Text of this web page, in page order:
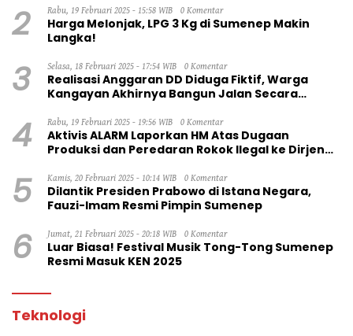
2 Rabu, 19 Februari 2025 - 15:58 WIB 0 Komentar
Harga Melonjak, LPG 3 Kg di Sumenep Makin
Langka!
3 Selasa, 18 Februari 2025 - 17:54 WIB 0 Komentar
Realisasi Anggaran DD Diduga Fiktif, Warga
Kangayan Akhirnya Bangun Jalan Secara
4 Rabu, 19 Februari 2025 - 19:56 WIB 0 Komentar
Aktivis ALARM Laporkan HM Atas Dugaan
Produksi dan Peredaran Rokok Ilegal ke Dirjen
5 Kamis, 20 Februari 2025 - 10:14 WIB 0 Komentar
Dilantik Presiden Prabowo di Istana Negara,
Fauzi-Imam Resmi Pimpin Sumenep
6 Jumat, 21 Februari 2025 - 20:18 WIB 0 Komentar
Luar Biasa! Festival Musik Tong-Tong Sumenep
Resmi Masuk KEN 2025
Teknologi